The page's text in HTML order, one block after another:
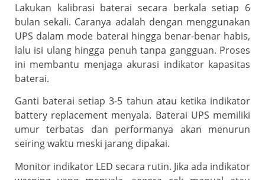
Lakukan kalibrasi baterai secara berkala setiap 6
bulan sekali. Caranya adalah dengan menggunakan
UPS dalam mode baterai hingga benar-benar habis,
lalu isi ulang hingga penuh tanpa gangguan. Proses
ini membantu menjaga akurasi indikator kapasitas
baterai.
Ganti baterai setiap 3-5 tahun atau ketika indikator
battery replacement menyala. Baterai UPS memiliki
umur terbatas dan performanya akan menurun
seiring waktu meski jarang dipakai.
Monitor indikator LED secara rutin. Jika ada indikator